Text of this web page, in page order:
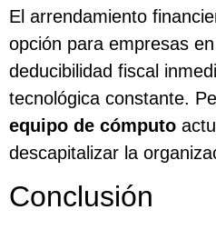
El arrendamiento
opción para empresas en
deducibilidad fiscal
tecnológica constante.
equipo de cómputo
descapitalizar la
Conclusión